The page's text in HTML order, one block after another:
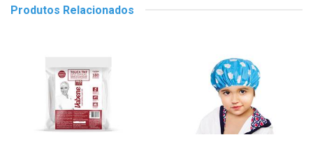
Produtos Relacionados